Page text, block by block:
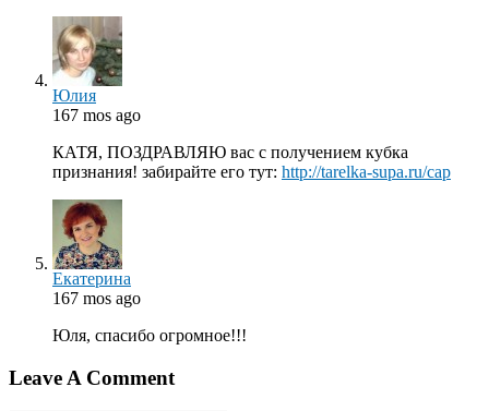
Юлия
167 mos ago
КАТЯ, ПОЗДРАВЛЯЮ вас с получением кубка
признания! забирайте его тут: http://tarelka-supa.ru/cap
Екатерина
167 mos ago
Юля, спасибо огромное!!!
Leave A Comment